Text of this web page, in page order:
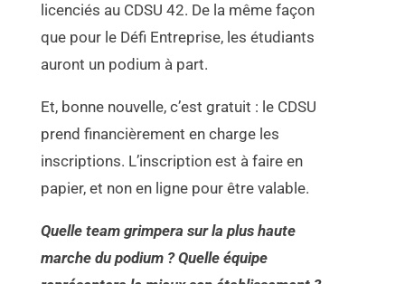
licenciés au CDSU 42. De la même façon
que pour le Défi Entreprise, les étudiants
auront un podium à part.
Et, bonne nouvelle, c’est gratuit : le CDSU
prend financièrement en charge les
inscriptions. L’inscription est à faire en
papier, et non en ligne pour être valable.
Quelle team grimpera sur la plus haute
marche du podium ? Quelle équipe